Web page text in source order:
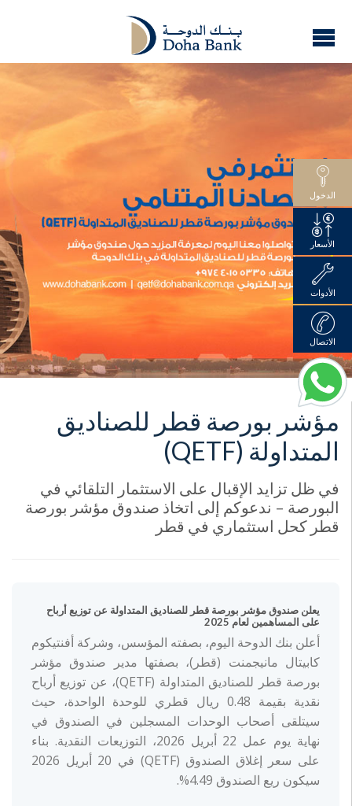
مؤشر بورصة قطر للصناديق
المتداولة (QETF)
في ظل تزايد الإقبال على الاستثمار التلقائي في
البورصة – ندعوكم إلى اتخاذ صندوق مؤشر بورصة
قطر كحل استثماري في قطر
يعلن صندوق مؤشر بورصة قطر للصناديق المتداولة عن توزيع أرباح
على المساهمين لعام 2025
أعلن بنك الدوحة اليوم، بصفته المؤسس، وشركة أفنتيكوم
كابيتال مانيجمنت (قطر)، بصفتها مدير صندوق مؤشر
بورصة قطر للصناديق المتداولة (QETF)، عن توزيع أرباح
نقدية بقيمة 0.48 ريال قطري للوحدة الواحدة، حيث
سيتلقى أصحاب الوحدات المسجلين في الصندوق في
نهاية يوم عمل 22 أبريل 2026، التوزيعات النقدية. بناء
على سعر إغلاق الصندوق (QETF) في 20 أبريل 2026
سيكون ريع الصندوق 4.49%.
الدخول
الأسعار
الأدوات
الاتصال